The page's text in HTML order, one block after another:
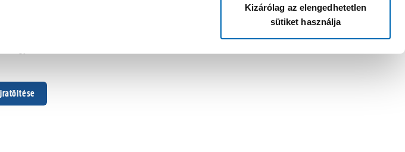
Kizárólag az elengedhetetlen
sütiket használja